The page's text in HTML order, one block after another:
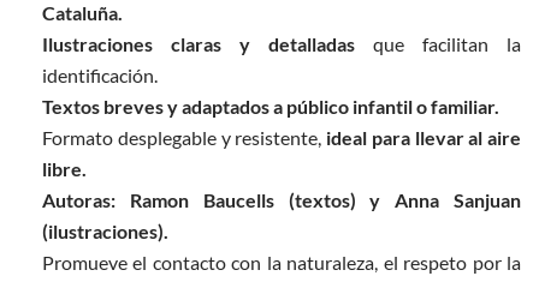
Cataluña.
Ilustraciones claras y detalladas que facilitan la
identificación.
Textos breves y adaptados a público infantil o familiar.
Formato desplegable y resistente, ideal para llevar al aire
libre.
Autoras: Ramon Baucells (textos) y Anna Sanjuan
(ilustraciones).
Promueve el contacto con la naturaleza, el respeto por la